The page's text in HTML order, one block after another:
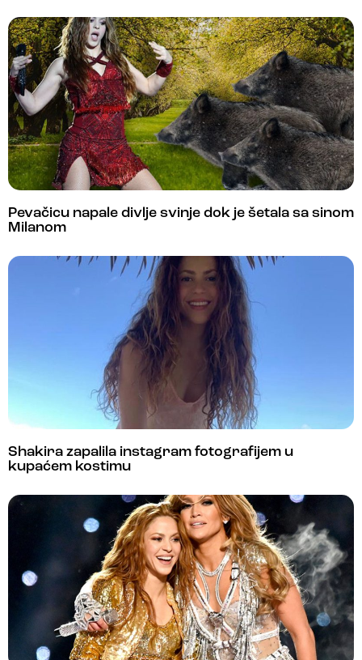
Pevačicu napale divlje svinje dok je šetala sa sinom
Milanom
Shakira zapalila instagram fotografijem u
kupaćem kostimu